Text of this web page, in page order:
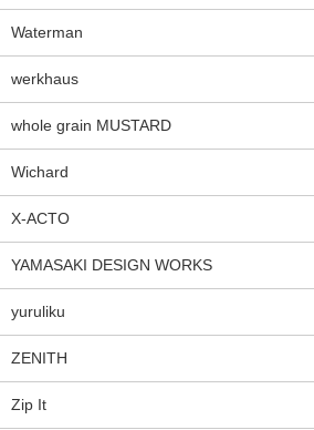
Waterman
werkhaus
whole grain MUSTARD
Wichard
X-ACTO
YAMASAKI DESIGN WORKS
yuruliku
ZENITH
Zip It